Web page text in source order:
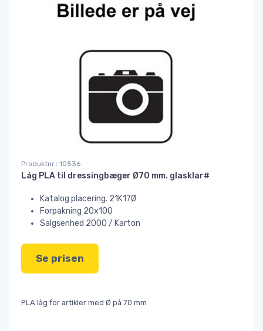
Produktnr.: 10536
Låg PLA til dressingbæger Ø70 mm. glasklar#
Katalog placering. 21K17Ø
Forpakning 20x100
Salgsenhed 2000 / Karton
Se prisen
PLA låg for artikler med Ø på 70 mm